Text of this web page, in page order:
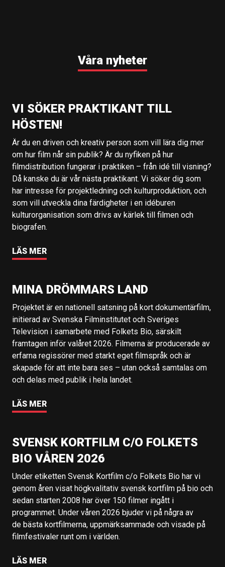
Våra nyheter
VI SÖKER PRAKTIKANT TILL
HÖSTEN!
Är du en driven och kreativ person som vill lära dig mer
om hur film når sin publik? Är du nyfiken på hur
filmdistribution fungerar i praktiken – från idé till visning?
Då kanske du är vår nästa praktikant. Vi söker dig som
har intresse för projektledning och kulturproduktion, och
som vill utveckla dina färdigheter i en idéburen
kulturorganisation som drivs av kärlek till filmen och
biografen.
LÄS MER
MINA DRÖMMARS LAND
Projektet är en nationell satsning på kort dokumentärfilm,
initierad av Svenska Filminstitutet och Sveriges
Television i samarbete med Folkets Bio, särskilt
framtagen inför valåret 2026. Filmerna är producerade av
erfarna regissörer med starkt eget filmspråk och är
skapade för att inte bara ses – utan också samtalas om
och delas med publik i hela landet.
LÄS MER
SVENSK KORTFILM C/O FOLKETS
BIO VÅREN 2026
Under etiketten Svensk Kortfilm c/o Folkets Bio har vi
genom åren visat högkvalitativ svensk kortfilm på bio och
sedan starten 2008 har över 150 filmer ingått i
programmet. Under våren 2026 bjuder vi på några av
de bästa kortfilmerna, uppmärksammade och visade på
filmfestivaler runt om i världen.
LÄS MER